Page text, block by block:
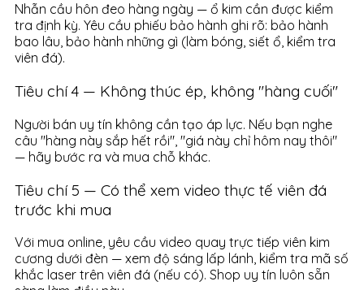
Nhẫn cầu hôn đeo hàng ngày — ổ kim cần được kiểm
tra định kỳ. Yêu cầu phiếu bảo hành ghi rõ: bảo hành
bao lâu, bảo hành những gì (làm bóng, siết ổ, kiểm tra
viên đá).
Tiêu chí 4 — Không thúc ép, không "hàng cuối"
Người bán uy tín không cần tạo áp lực. Nếu bạn nghe
câu "hàng này sắp hết rồi", "giá này chỉ hôm nay thôi"
— hãy bước ra và mua chỗ khác.
Tiêu chí 5 — Có thể xem video thực tế viên đá
trước khi mua
Với mua online, yêu cầu video quay trực tiếp viên kim
cương dưới đèn — xem độ sáng lấp lánh, kiểm tra mã số
khắc laser trên viên đá (nếu có). Shop uy tín luôn sẵn